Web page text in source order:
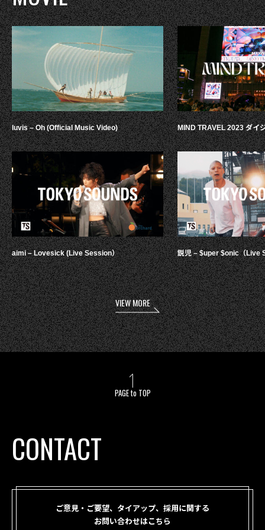
luvis – Oh (Official Music Video)
aimi – Lovesick (Live Session）
MIND TRAVEL 2023 ダイ
鋭児 – $uper $onic（Live
VIEW MORE
PAGE to TOP
CONTACT
ご意見・ご要望、タイアップ、採用に関する
お問い合わせはこちら